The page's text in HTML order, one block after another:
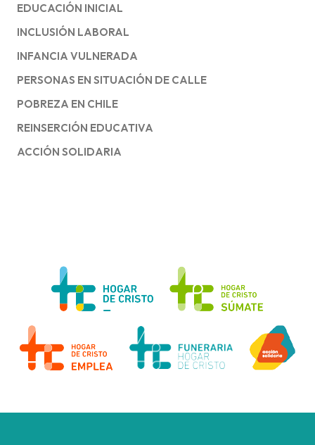
EDUCACIÓN INICIAL
INCLUSIÓN LABORAL
INFANCIA VULNERADA
PERSONAS EN SITUACIÓN DE CALLE
POBREZA EN CHILE
REINSERCIÓN EDUCATIVA
ACCIÓN SOLIDARIA